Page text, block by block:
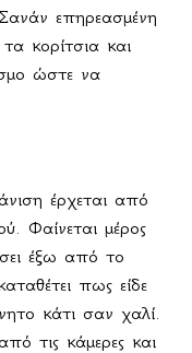
επηρεασμένη
κορίτσια και
ώστε να
έρχεται από
Φαίνεται μέρος
έξω από το
πως είδε
κάτι σαν χαλί.
τις κάμερες και